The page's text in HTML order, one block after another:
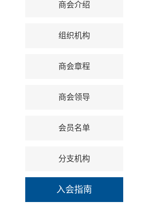
商会介绍
组织机构
商会章程
商会领导
会员名单
分支机构
入会指南